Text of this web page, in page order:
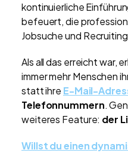
kontinuierliche
befeuert, die
Jobsuche und
Als all das erreicht war,
immer mehr Menschen
statt ihre E-Mail-
Telefonnummern.
weiteres Feature: der
Willst du einen